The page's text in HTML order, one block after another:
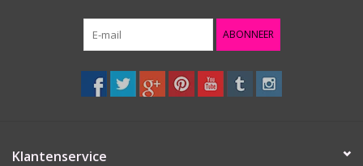
ABONNEER
Klantenservice